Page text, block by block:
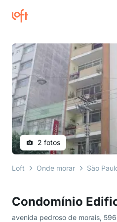
Condomínio
avenida pedroso de morais,
2 fotos
Loft Onde morar São